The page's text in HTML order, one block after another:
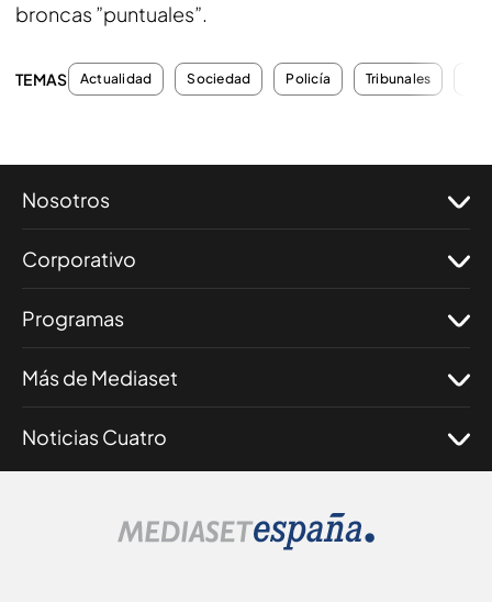
broncas ”puntuales”.
TEMAS Actualidad Sociedad Policía Tribunales
Nosotros
Corporativo
Programas
Más de Mediaset
Noticias Cuatro